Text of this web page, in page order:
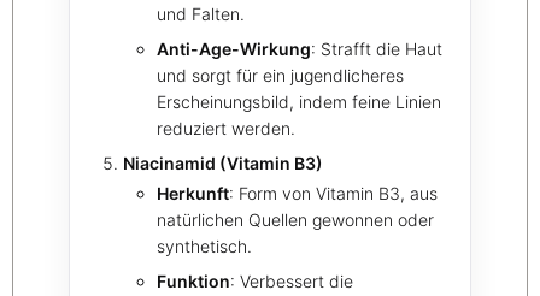
und Falten.
Anti-Age-Wirkung: Strafft die Haut
und sorgt für ein jugendlicheres
Erscheinungsbild, indem feine Linien
reduziert werden.
Niacinamid (Vitamin B3)
Herkunft: Form von Vitamin B3, aus
natürlichen Quellen gewonnen oder
synthetisch.
Funktion: Verbessert die